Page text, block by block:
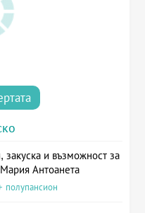
и възможност за
Антоанета
полупансион